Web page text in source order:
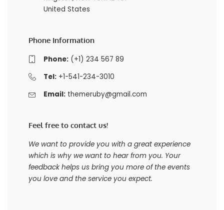
United States
Phone Information
Phone:(+1) 234 567 89
Tel:+1-541-234-3010
Email: themeruby@gmail.com
Feel free to contact us!
We want to provide you with a great experience
which is why we want to hear from you. Your
feedback helps us bring you more of the events
you love and the service you expect.